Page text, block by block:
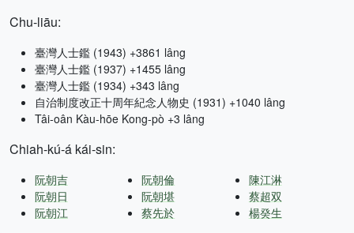
Chu-liāu:
臺灣人士鑑 (1943) +3861 lâng
臺灣人士鑑 (1937) +1455 lâng
臺灣人士鑑 (1934) +343 lâng
自治制度改正十周年紀念人物史 (1931) +1040 lâng
Tâi-oân Kàu-hōe Kong-pò +3 lâng
Chiah-kú-á kái-sin:
阮朝吉
阮朝日
阮朝江
阮朝倫
阮朝堪
蔡先於
陳江淋
蔡超双
楊癸生